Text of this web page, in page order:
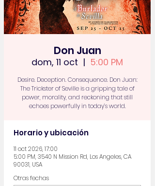
Don Juan
dom, 11 oct
  |
5:00 PM
Desire. Deception. Consequence. Don Juan:
The Trickster of Seville is a gripping tale of
power, morality, and reckoning that still
echoes powerfully in today’s world.
Horario y ubicación
11 oct 2026, 17:00
5:00 PM, 3540 N Mission Rd, Los Angeles, CA
90031, USA
Otras fechas